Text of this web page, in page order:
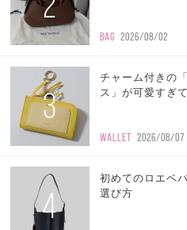
BAG 2026/08/02
3
チャーム付きの
ス」が可愛すぎ
WALLET 2026/08/07
4
初めてのロエベ
選び方